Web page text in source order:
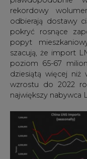
Rys. 4 Import LNG
Reuters.
Popyt na gaz w
szybciej niż
przemysłowy,
2019 r. Firmy
Kataru, Rosji i